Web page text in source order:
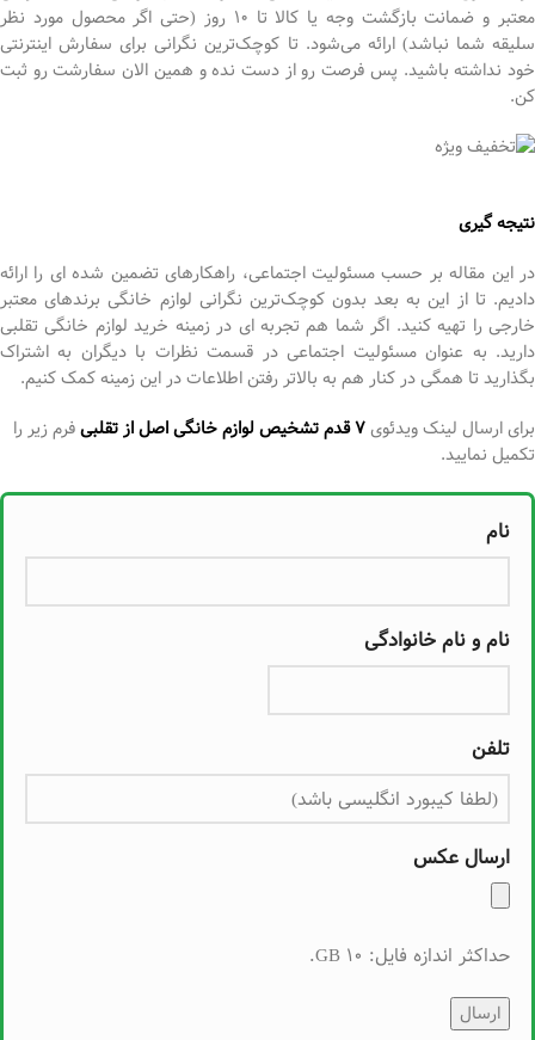
معتبر و ضمانت بازگشت وجه یا کالا تا 10 روز (حتی اگر محصول مورد نظر
سلیقه شما نباشد) ارائه می‌شود. تا کوچک‌ترین نگرانی برای سفارش اینترنتی
خود نداشته باشید. پس فرصت رو از دست نده و همین الان سفارشت رو ثبت
کن.
نتیجه گیری
در این مقاله بر حسب مسئولیت اجتماعی، راهکارهای تضمین شده ای را ارائه
دادیم. تا از این به بعد بدون کوچک‌ترین نگرانی لوازم خانگی برندهای معتبر
خارجی را تهیه کنید. اگر شما هم تجربه ای در زمینه خرید لوازم خانگی تقلبی
دارید. به عنوان مسئولیت اجتماعی در قسمت نظرات با دیگران به اشتراک
بگذارید تا همگی در کنار هم به بالاتر رفتن اطلاعات در این زمینه کمک کنیم.
برای ارسال لینک ویدئوی٧ قدم تشخيص لوازم خانگی اصل از تقلبی
فرم زیر را
تکمیل نمایید.
نام
نام و نام خانوادگی
تلفن
ارسال عکس
حداکثر اندازه فایل: 10 GB.
ارسال